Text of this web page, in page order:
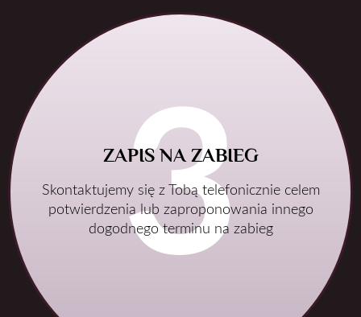
ZAPIS NA ZABIEG
Skontaktujemy się z Tobą telefonicznie celem
potwierdzenia lub zaproponowania innego
dogodnego terminu na zabieg